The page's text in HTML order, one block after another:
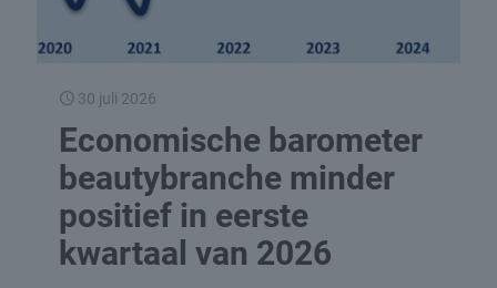
30 juli 2026
Economische barometer
beautybranche minder
positief in eerste
kwartaal van 2026